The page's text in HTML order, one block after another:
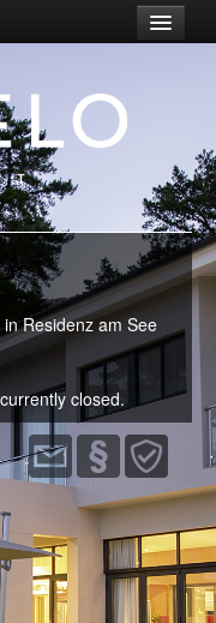
inResidenz am See
closed.